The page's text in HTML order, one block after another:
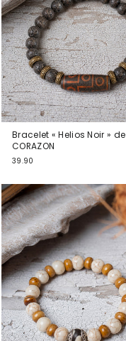
Bracelet « Helios Noir » de
CORAZON
39.90